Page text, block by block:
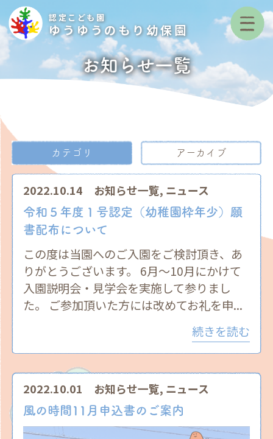
認定こども園
ゆうゆうのもり幼保園
お知らせ一覧
カテゴリ アーカイブ
2022.10.14 お知らせ一覧, ニュース
令和５年度１号認定（幼稚園枠年少）願
書配布について
この度は当園へのご入園をご検討頂き、あ
りがとうございます。 6月～10月にかけて
入園説明会・見学会を実施して参りまし
た。 ご参加頂いた方には改めてお礼を申...
続きを読む
2022.10.01 お知らせ一覧, ニュース
風の時間11月申込書のご案内